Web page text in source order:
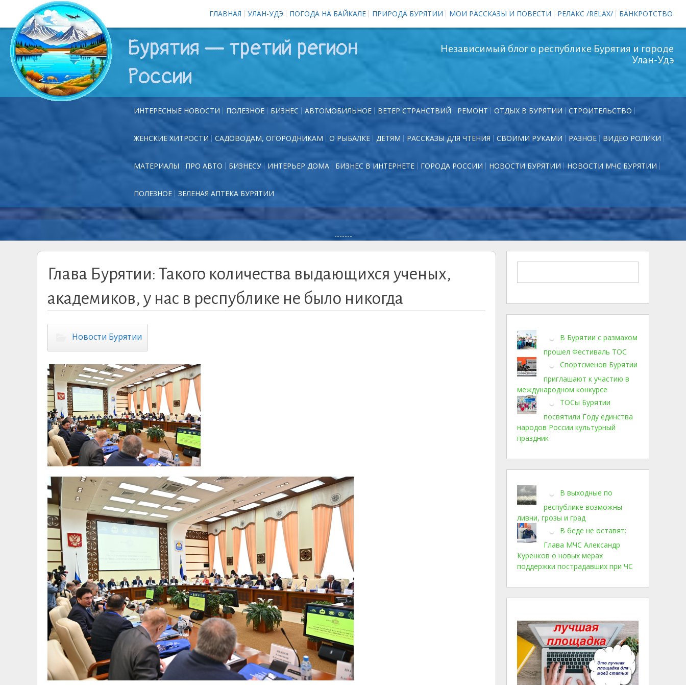
ГЛАВНАЯ УЛАН-УДЭ ПОГОДА НА БАЙКАЛЕ ПРИРОДА БУРЯТИИ МОИ РАССКАЗЫ И ПОВЕСТИ РЕЛАКС /RELAX/ БАНКРОТСТВО
Бурятия — третий регион
России
Независимый блог о республике Бурятия и городе
Улан-Удэ
ИНТЕРЕСНЫЕ НОВОСТИ ПОЛЕЗНОЕ БИЗНЕС АВТОМОБИЛЬНОЕ ВЕТЕР СТРАНСТВИЙ РЕМОНТ ОТДЫХ В БУРЯТИИ СТРОИТЕЛЬСТВО
ЖЕНСКИЕ ХИТРОСТИ САДОВОДАМ, ОГОРОДНИКАМ О РЫБАЛКЕ ДЕТЯМ РАССКАЗЫ ДЛЯ ЧТЕНИЯ СВОИМИ РУКАМИ РАЗНОЕ ВИДЕО РОЛИКИ
МАТЕРИАЛЫ ПРО АВТО БИЗНЕСУ ИНТЕРЬЕР ДОМА БИЗНЕС В ИНТЕРНЕТЕ ГОРОДА РОССИИ НОВОСТИ БУРЯТИИ НОВОСТИ МЧС БУРЯТИИ
ПОЛЕЗНОЕ ЗЕЛЕНАЯ АПТЕКА БУРЯТИИ
-------
Глава Бурятии: Такого количества выдающихся ученых,
академиков, у нас в республике не было никогда
Новости Бурятии
В Бурятии с размахом
прошел Фестиваль ТОС
Спортсменов Бурятии
приглашают к участию в
международном конкурсе
ТОСы Бурятии
посвятили Году единства
народов России культурный
праздник
В выходные по
республике возможны
ливни, грозы и град
В беде не оставят:
Глава МЧС Александр
Куренков о новых мерах
поддержки пострадавших при ЧС